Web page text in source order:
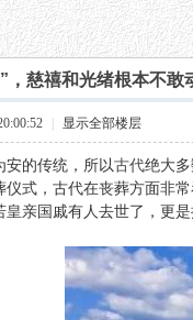
，慈禧和光绪根本不敢
显示全部楼层
安的传统，所以古代绝大
式，古代在丧葬方面非
亲国戚有人去世了，更